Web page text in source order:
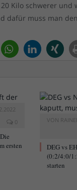
Kilo schwerer und
dafür muss man
0
ersten
VON
DEG vs
(0:2/4:0/
starten